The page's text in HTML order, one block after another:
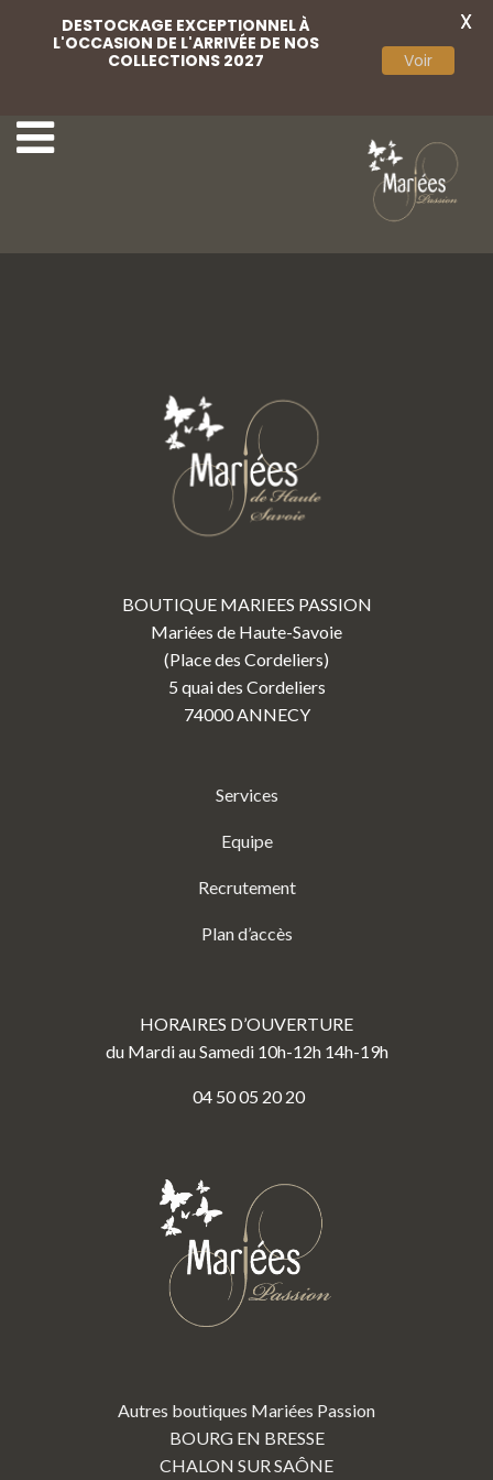
BOUTIQUE MARIEES PASSION
Mariées de Haute-Savoie
(Place des Cordeliers)
5 quai des Cordeliers
74000 ANNECY
Services
Equipe
Recrutement
Plan d’accès
HORAIRES D’OUVERTURE
du Mardi au Samedi 10h-12h 14h-19h
04 50 05 20 20
Autres boutiques Mariées Passion
BOURG EN BRESSE
CHALON SUR SAÔNE
DESTOCKAGE EXCEPTIONNEL À
L'OCCASION DE L'ARRIVÉE DE NOS
COLLECTIONS 2027
Voir
X